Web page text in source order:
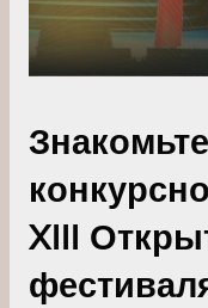
XIII